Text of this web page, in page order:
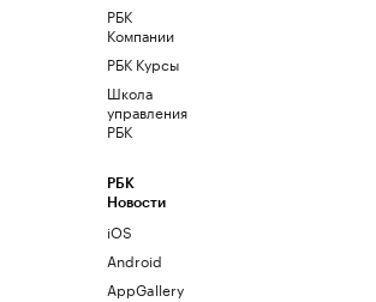
РБК
Компании
РБК Курсы
Школа
управления
РБК
РБК
Новости
iOS
Android
AppGallery